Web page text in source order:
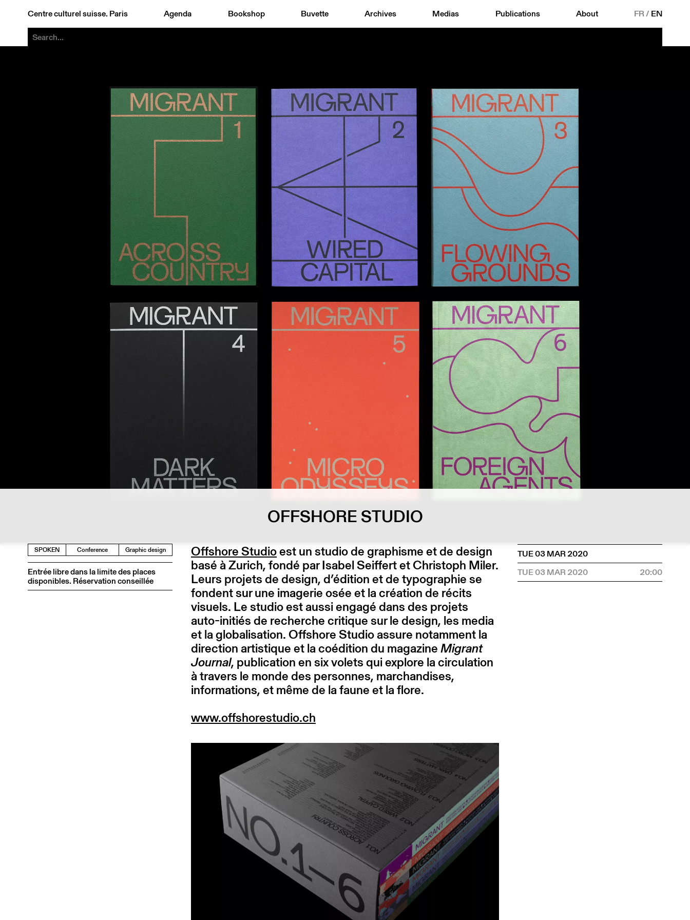
Centre culturel suisse. Paris Agenda Bookshop Buvette Archives Medias Publications About FR/ EN
OFFSHORE STUDIO
SPOKEN Conference Graphic design
Entrée libre dans la limite des places
disponibles. Réservation conseillée
Offshore Studioest un studio de graphisme et de design
basé à Zurich, fondé par Isabel Seiffert et Christoph Miler.
Leurs projets de design, d’édition et de typographie se
fondent sur une imagerie osée et la création de récits
visuels. Le studio est aussi engagé dans des projets
auto-initiés de recherche critique sur le design, les media
et la globalisation. Offshore Studio assure notamment la
direction artistique et la coédition du magazineMigrant
Journal, publication en six volets qui explore la circulation
à travers le monde des personnes, marchandises,
informations, et même de la faune et la flore.
www.offshorestudio.ch
TUE 03 MAR 2020
TUE 03 MAR 2020
20:00